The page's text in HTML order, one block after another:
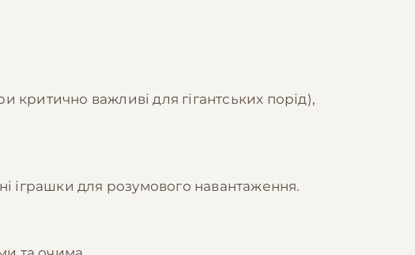
критично важливі для гігантських порід),
іграшки для розумового навантаження.